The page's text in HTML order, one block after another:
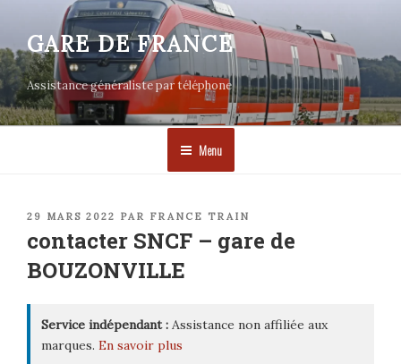
contenu
principal
GARE DE FRANCE
Assistance généraliste par téléphone
Menu
PUBLIÉ
29 MARS 2022 PAR FRANCE TRAIN
contacter SNCF – gare de
BOUZONVILLE
Service indépendant : Assistance non affiliée aux
marques. En savoir plus